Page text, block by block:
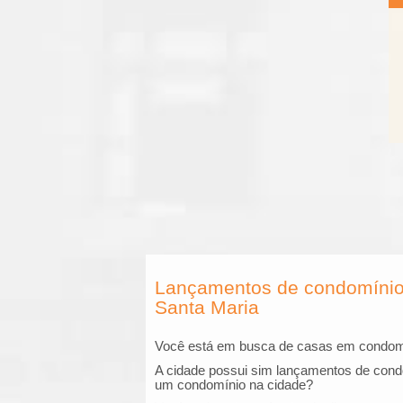
Lançamentos de
Santa Maria
Você está em busca de casas em
A cidade possui sim lançamentos de
um condomínio na cidade?